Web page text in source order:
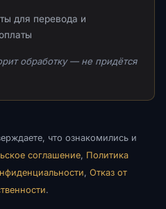
для перевода и
обработку — не придётся
что ознакомились и
соглашение, Политика
, Отказ от
.